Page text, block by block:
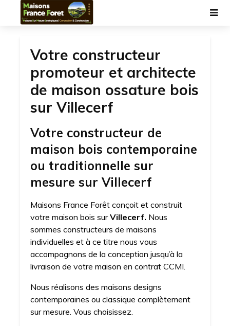
Votre constructeur
promoteur et architecte
de maison ossature bois
sur Villecerf
Votre constructeur de
maison bois contemporaine
ou traditionnelle sur
mesure sur Villecerf
Maisons France Forêt conçoit et construit
votre maison bois surVillecerf. Nous
sommes constructeurs de maisons
individuelles et à ce titre nous vous
accompagnons de la conception jusqu’à la
livraison de votre maison en contrat CCMI.
Nous réalisons des maisons designs
contemporaines ou classique complètement
sur mesure. Vous choisissez.